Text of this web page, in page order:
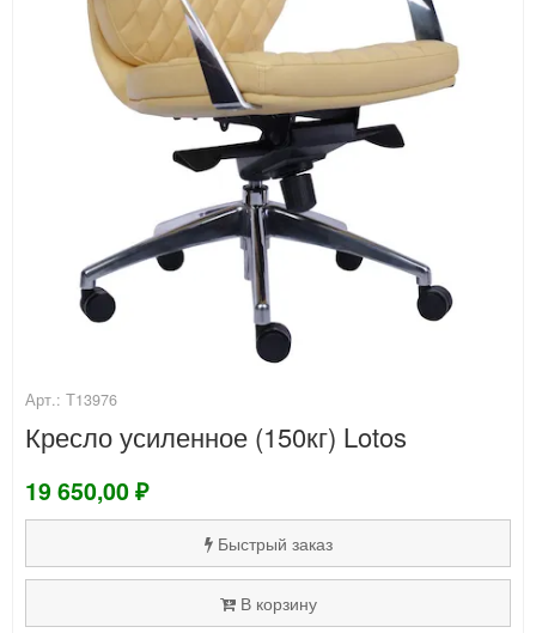
Арт.: Т13976
Кресло усиленное (150кг) Lotos
19 650,00 ₽
Быстрый заказ
В корзину